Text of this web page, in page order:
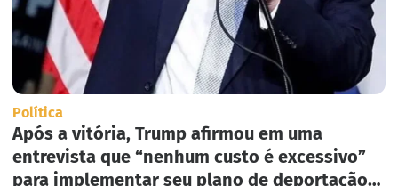
Política
Após a vitória, Trump afirmou em uma
entrevista que “nenhum custo é excessivo”
para implementar seu plano de deportação